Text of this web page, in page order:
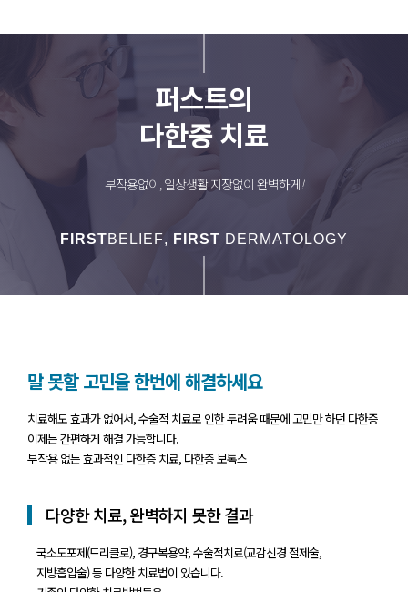
퍼스트의
다한증 치료
부작용없이, 일상생활 지장없이 완벽하게!
FIRSTBELIEF, FIRST DERMATOLOGY
말 못할 고민을 한번에 해결하세요
치료해도 효과가 없어서, 수술적 치료로 인한 두려움 때문에 고민만 하던 다한증
이제는 간편하게 해결 가능합니다.
부작용 없는 효과적인 다한증 치료, 다한증 보톡스
다양한 치료, 완벽하지 못한 결과
국소도포제(드리클로), 경구복용약, 수술적치료(교감신경 절제술,
지방흡입술) 등 다양한 치료법이 있습니다.